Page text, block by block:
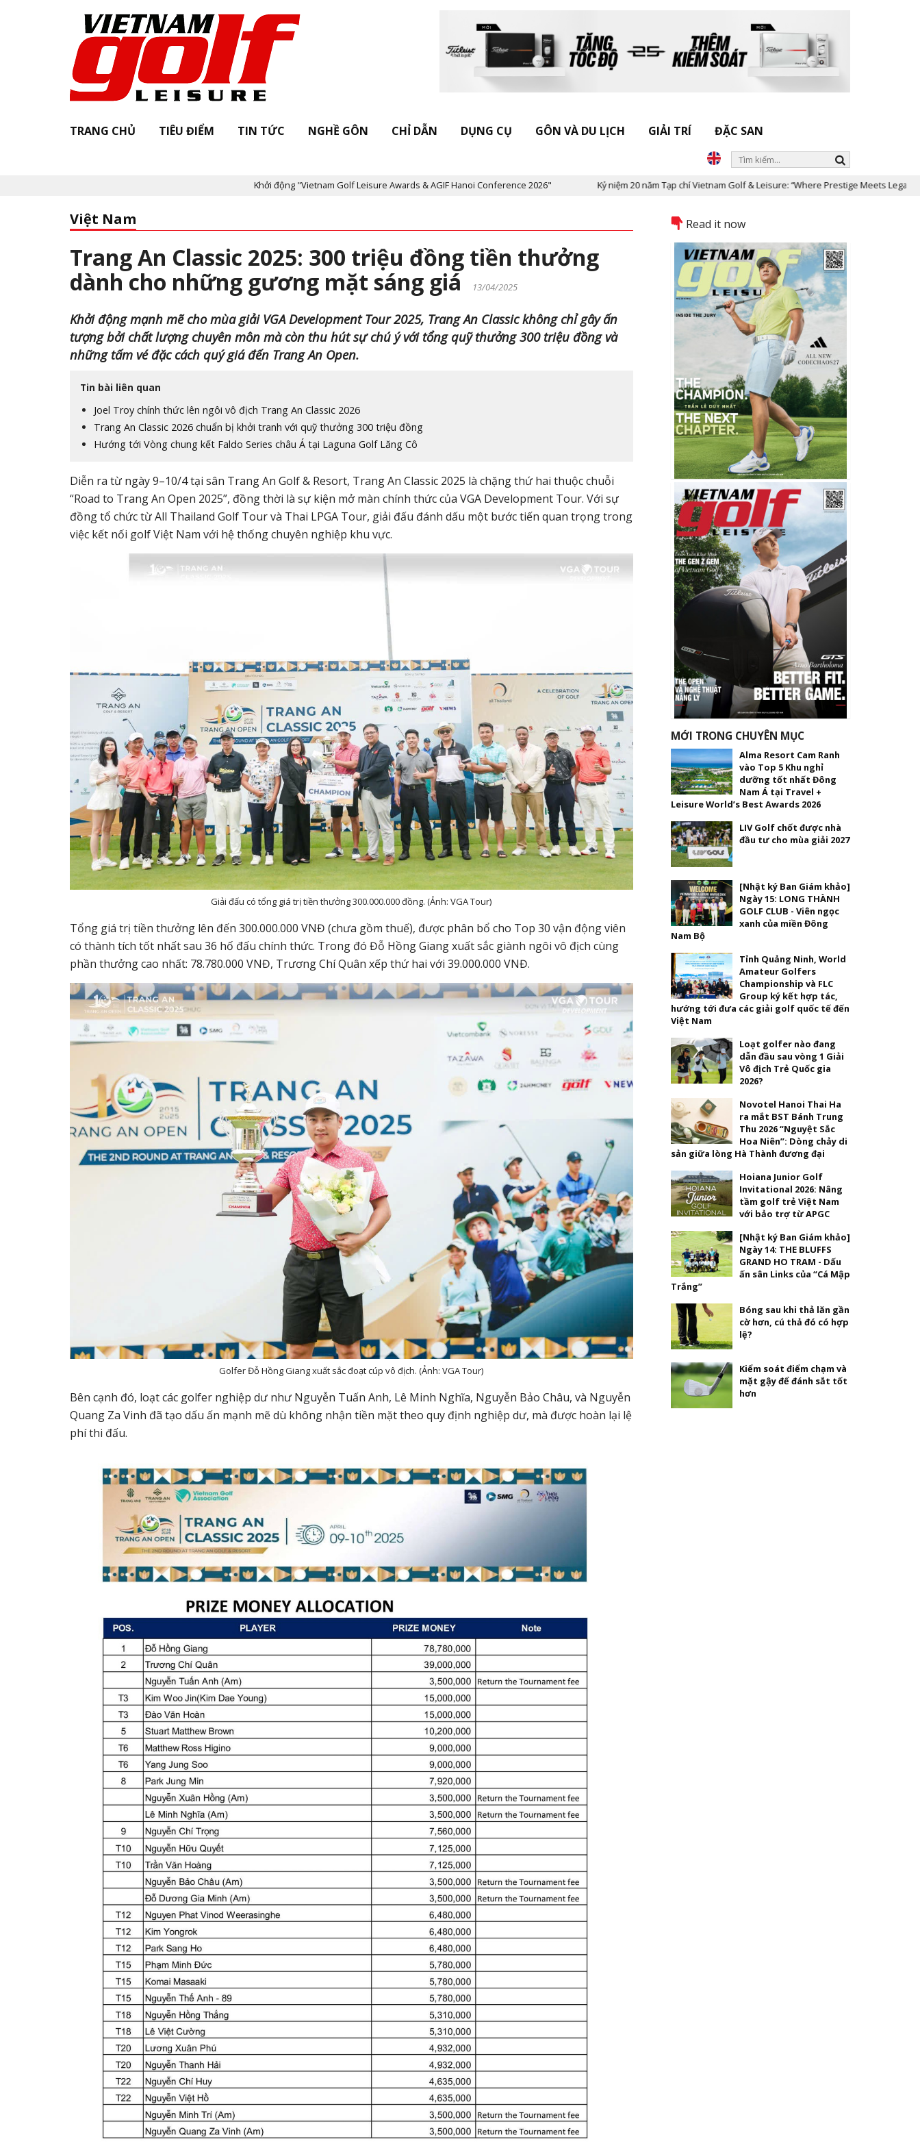
TRANG CHỦ TIÊU ĐIỂM TIN TỨC NGHỀ GÔN CHỈ DẪN DỤNG CỤ GÔN VÀ DU LỊCH GIẢI TRÍ ĐẶC SAN
Khởi động "Vietnam Golf Leisure Awards & AGIF Hanoi Conference 2026" Kỷ niệm 20 năm Tạp chí Vietnam Golf & Leisure: “Where Prestige Meets Legacy”
Việt Nam
Trang An Classic 2025: 300 triệu đồng tiền thưởng
dành cho những gương mặt sáng giá
13/04/2025
Khởi động mạnh mẽ cho mùa giải VGA Development Tour 2025, Trang An Classic không chỉ gây ấn
tượng bởi chất lượng chuyên môn mà còn thu hút sự chú ý với tổng quỹ thưởng 300 triệu đồng và
những tấm vé đặc cách quý giá đến Trang An Open.
Tin bài liên quan
Joel Troy chính thức lên ngôi vô địch Trang An Classic 2026
Trang An Classic 2026 chuẩn bị khởi tranh với quỹ thưởng 300 triệu đồng
Hướng tới Vòng chung kết Faldo Series châu Á tại Laguna Golf Lăng Cô
Diễn ra từ ngày 9–10/4 tại sân Trang An Golf & Resort, Trang An Classic 2025 là chặng thứ hai thuộc chuỗi
“Road to Trang An Open 2025”, đồng thời là sự kiện mở màn chính thức của VGA Development Tour. Với sự
đồng tổ chức từ All Thailand Golf Tour và Thai LPGA Tour, giải đấu đánh dấu một bước tiến quan trọng trong
việc kết nối golf Việt Nam với hệ thống chuyên nghiệp khu vực.
Giải đấu có tổng giá trị tiền thưởng 300.000.000 đồng. (Ảnh: VGA Tour)
Tổng giá trị tiền thưởng lên đến 300.000.000 VNĐ (chưa gồm thuế), được phân bổ cho Top 30 vận động viên
có thành tích tốt nhất sau 36 hố đấu chính thức. Trong đó Đỗ Hồng Giangxuất sắc giành ngôi vô địch cùng
phần thưởng cao nhất: 78.780.000 VNĐ, Trương Chí Quân xếp thứ hai với 39.000.000 VNĐ.
Golfer Đỗ Hồng Giang xuất sắc đoạt cúp vô địch. (Ảnh: VGA Tour)
Bên cạnh đó, loạt các golfer nghiệp dư như Nguyễn Tuấn Anh, Lê Minh Nghĩa, Nguyễn Bảo Châu, và Nguyễn
Quang Za Vinh đã tạo dấu ấn mạnh mẽ dù không nhận tiền mặt theo quy định nghiệp dư, mà được hoàn lại lệ
phí thi đấu.
Read it now
MỚI TRONG CHUYÊN MỤC
Alma Resort Cam Ranh
vào Top 5 Khu nghỉ
dưỡng tốt nhất Đông
Nam Á tại Travel +
Leisure World’s Best Awards 2026
LIV Golf chốt được nhà
đầu tư cho mùa giải 2027
[Nhật ký Ban Giám khảo]
Ngày 15: LONG THÀNH
GOLF CLUB - Viên ngọc
xanh của miền Đông
Nam Bộ
Tỉnh Quảng Ninh, World
Amateur Golfers
Championship và FLC
Group ký kết hợp tác,
hướng tới đưa các giải golf quốc tế đến
Việt Nam
Loạt golfer nào đang
dẫn đầu sau vòng 1 Giải
Vô địch Trẻ Quốc gia
2026?
Novotel Hanoi Thai Ha
ra mắt BST Bánh Trung
Thu 2026 “Nguyệt Sắc
Hoa Niên”: Dòng chảy di
sản giữa lòng Hà Thành đương đại
Hoiana Junior Golf
Invitational 2026: Nâng
tầm golf trẻ Việt Nam
với bảo trợ từ APGC
[Nhật ký Ban Giám khảo]
Ngày 14: THE BLUFFS
GRAND HO TRAM - Dấu
ấn sân Links của “Cá Mập
Trắng”
Bóng sau khi thả lăn gần
cờ hơn, cú thả đó có hợp
lệ?
Kiểm soát điểm chạm và
mặt gậy để đánh sắt tốt
hơn